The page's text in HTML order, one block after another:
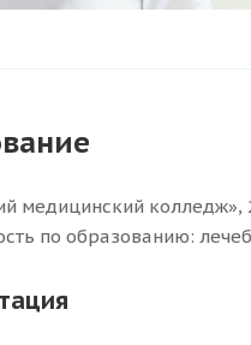
медицинский колледж»,
по образованию: